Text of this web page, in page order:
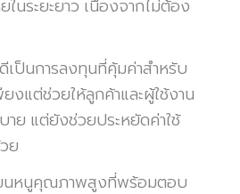
นระยะยาว เนื่องจากไม่ต้อง
เป็นการลงทุนที่คุ้มค่าสำหรับ
แต่ช่วยให้ลูกค้าและผู้ใช้งาน
าย แต่ยังช่วยประหยัดค่าใช้
ย
นหนูคุณภาพสูงที่พร้อมตอบ